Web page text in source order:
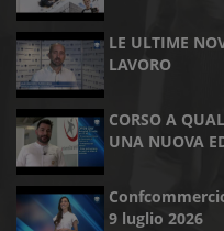
LE ULTIME
LAVORO
CORSO A
UNA NUOVA
9 luglio 2026